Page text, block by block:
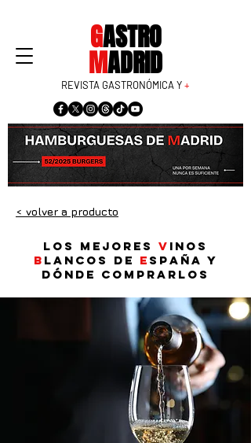
GASTRO
MADRID
REVISTA GASTRONÓMICA Y+
< volver a producto
Los mejores v inos
b lancos de E spaña y
dónde comprarlos